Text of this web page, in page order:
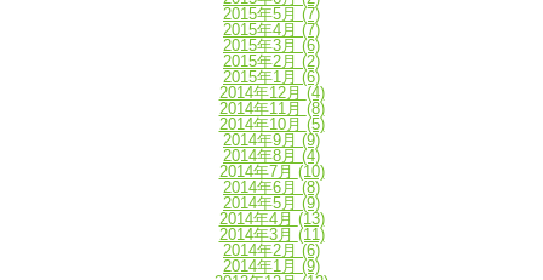
2015年5月 (7)
2015年4月 (7)
2015年3月 (6)
2015年2月 (2)
2015年1月 (6)
2014年12月 (4)
2014年11月 (8)
2014年10月 (5)
2014年9月 (9)
2014年8月 (4)
2014年7月 (10)
2014年6月 (8)
2014年5月 (9)
2014年4月 (13)
2014年3月 (11)
2014年2月 (6)
2014年1月 (9)